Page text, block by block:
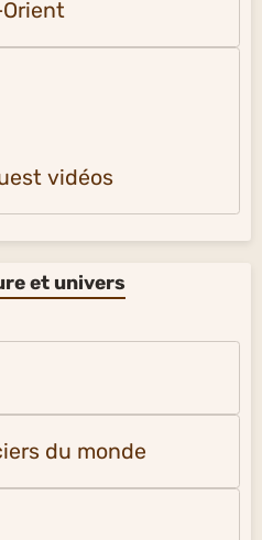
vidéos
et univers
du monde